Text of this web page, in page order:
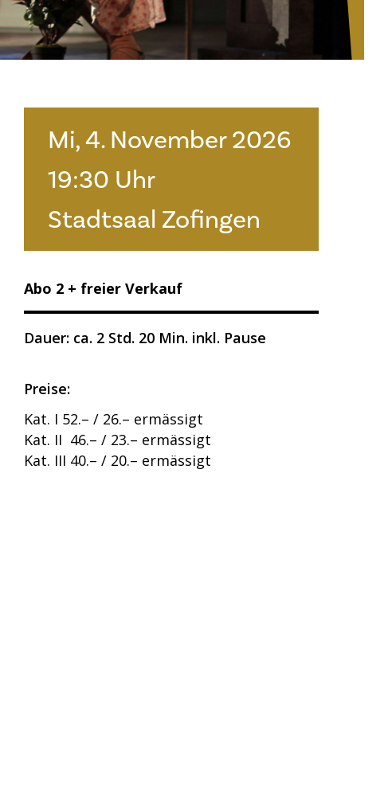
Mi, 4. November 2026
19:30 Uhr
Stadtsaal Zofingen
Abo 2 + freier Verkauf
Dauer: ca. 2 Std. 20 Min. inkl. Pause
Preise:
Kat. I 52.– / 26.– ermässigt
Kat. II 46.– / 23.– ermässigt
Kat. III 40.– / 20.– ermässigt